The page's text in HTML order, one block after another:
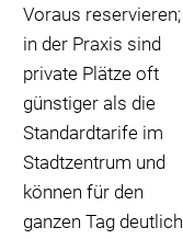
Voraus reservieren;
in der Praxis sind
private Plätze oft
günstiger als die
Standardtarife im
Stadtzentrum und
können für den
ganzen Tag deutlich